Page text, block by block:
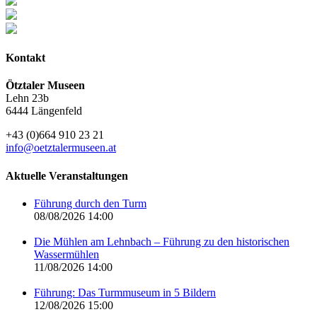
Kontakt
Ötztaler Museen
Lehn 23b
6444 Längenfeld
+43 (0)664 910 23 21
info@oetztalermuseen.at
Aktuelle Veranstaltungen
Führung durch den Turm
08/08/2026 14:00
Die Mühlen am Lehnbach – Führung zu den historischen
Wassermühlen
11/08/2026 14:00
Führung: Das Turmmuseum in 5 Bildern
12/08/2026 15:00